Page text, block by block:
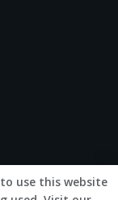
use this website